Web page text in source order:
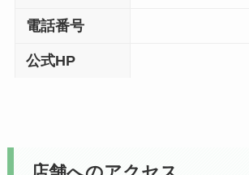
電話番号
公式HP